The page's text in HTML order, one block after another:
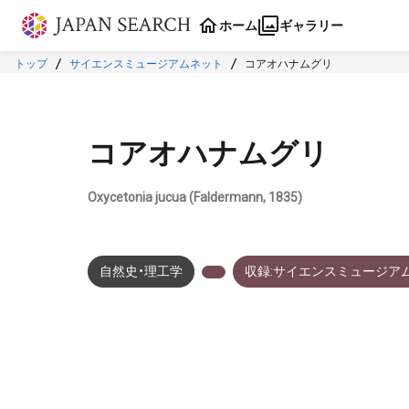
本文に飛ぶ
ホーム ギャラリー
トップ サイエンスミュージアムネット コアオハナムグリ
コアオハナムグリ
Oxycetonia jucua (Faldermann, 1835)
自然史・理工学 収録:サイエンスミュージア